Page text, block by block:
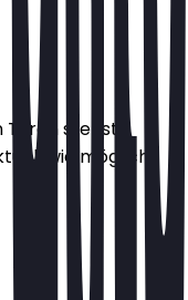
stehst,
wie möglich.